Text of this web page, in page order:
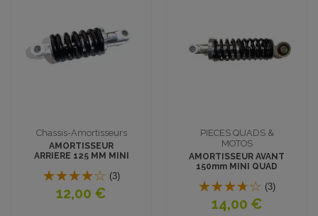
Chassis-Amortisseurs
AMORTISSEUR
ARRIERE 125 MM MINI
(3)
12,00 €
PIECES QUADS &
MOTOS
AMORTISSEUR AVANT
150mm MINI QUAD
(3)
14,00 €